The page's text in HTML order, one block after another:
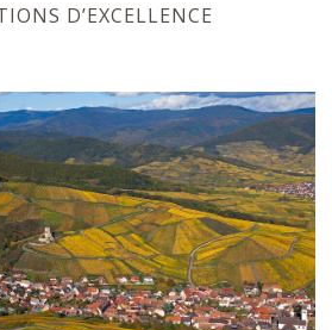
D’EXCELLENCE